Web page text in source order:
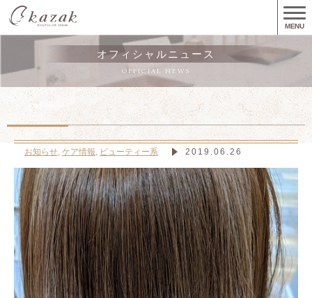
MENU
オフィシャルニュース
OFFICIAL NEWS
お知らせ, ケア情報, ビューティー系 2019.06.26